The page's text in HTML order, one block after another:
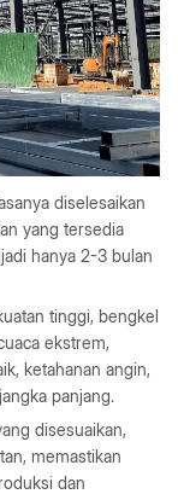
diselesaikan
yang tersedia
hanya 2-3 bulan
tinggi, bengkel
ekstrem,
ketahanan angin,
panjang.
disesuaikan,
memastikan
dan